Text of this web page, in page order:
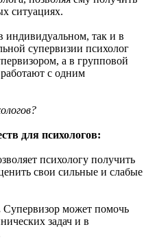
ситуациях.
индивидуальном, так и в
супервизии психолог
а в групповой
с одним
для психологов:
психологу получить
свои сильные и слабые
Супервизор может помочь
задач и в